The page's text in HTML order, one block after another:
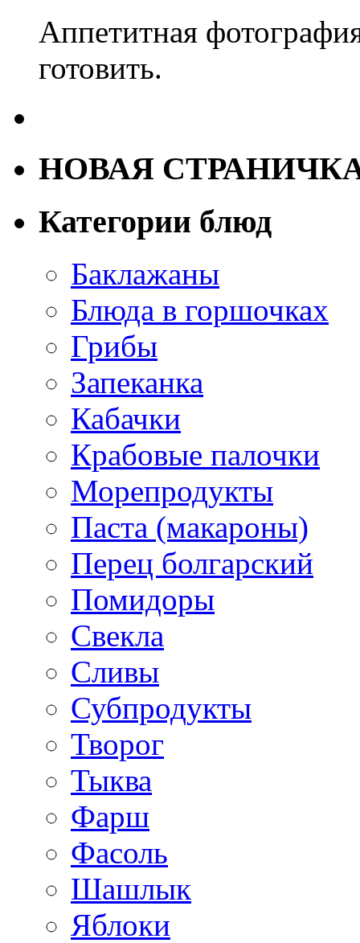
Аппетитная
готовить.
НОВАЯ
Категории блюд
Баклажаны
Блюда в горшочках
Грибы
Запеканка
Кабачки
Крабовые палочки
Морепродукты
Паста (макароны)
Перец болгарский
Помидоры
Свекла
Сливы
Субпродукты
Творог
Тыква
Фарш
Фасоль
Шашлык
Яблоки